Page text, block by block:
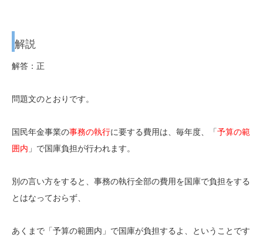
解説
解答：正
問題文のとおりです。
国民年金事業の事務の執行に要する費用は、毎年度、「予算の範
囲内 」で国庫負担が行われます。
別の言い方をすると、事務の執行全部の費用を国庫で負担をする
とはなっておらず、
あくまで「予算の範囲内」で国庫が負担するよ、ということです